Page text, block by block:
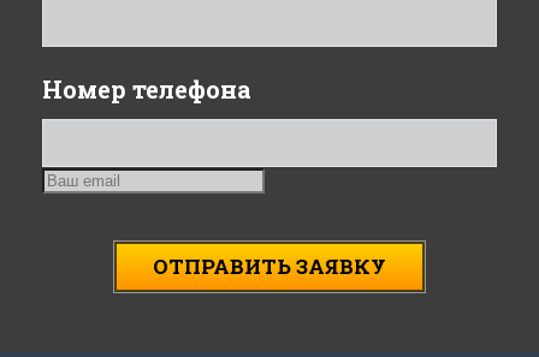
Номер телефона
ОТПРАВИТЬ ЗАЯВКУ